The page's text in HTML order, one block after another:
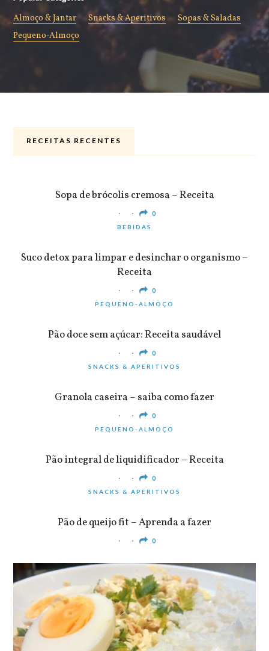
Almoço & Jantar Snacks & Aperitivos
Sopas & Saladas
Pequeno-Almoço
RECEITAS RECENTES
Sopa de brócolis cremosa – Receita
0
BEBIDAS
Suco detox para limpar e desinchar o organismo –
Receita
0
PEQUENO-ALMOÇO
Pão doce sem açúcar: Receita saudável
0
SNACKS & APERITIVOS
Granola caseira – saiba como fazer
0
PEQUENO-ALMOÇO
Pão integral de liquidificador – Receita
0
SNACKS & APERITIVOS
Pão de queijo fit – Aprenda a fazer
0